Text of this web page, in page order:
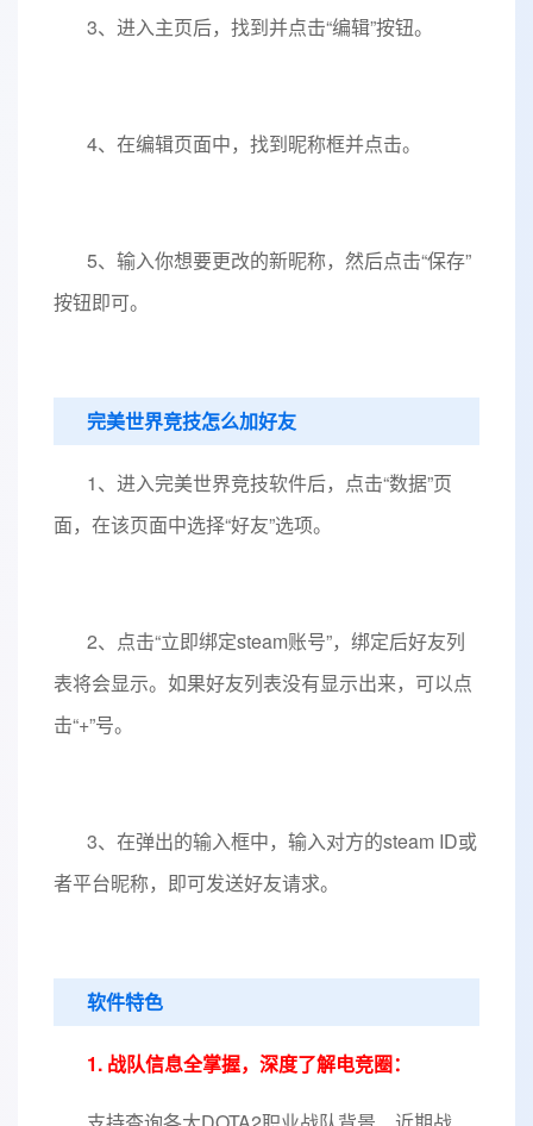
3、进入主页后，找到并点击“编辑”按钮。
4、在编辑页面中，找到昵称框并点击。
5、输入你想要更改的新昵称，然后点击“保存”
按钮即可。
完美世界竞技怎么加好友
1、进入完美世界竞技软件后，点击“数据”页
面，在该页面中选择“好友”选项。
2、点击“立即绑定steam账号”，绑定后好友列
表将会显示。如果好友列表没有显示出来，可以点
击“+”号。
3、在弹出的输入框中，输入对方的steam ID或
者平台昵称，即可发送好友请求。
软件特色
1. 战队信息全掌握，深度了解电竞圈：